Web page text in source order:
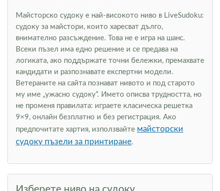
Майсторско судоку е най-високото ниво в LiveSudoku:
судоку за майстори, които харесват дълго,
внимателно разсъждение. Това не е игра на шанс.
Всеки пъзел има едно решение и се предава на
логиката, ако поддържате точни бележки, премахвате
кандидати и разпознавате експертни модели.
Ветераните на сайта познават нивото и под старото
му име „ужасно судоку“. Името описва трудността, но
не променя правилата: играете класическа решетка
9×9, онлайн безплатно и без регистрация. Ако
предпочитате хартия, използвайте майсторски
судоку пъзели за принтиране.